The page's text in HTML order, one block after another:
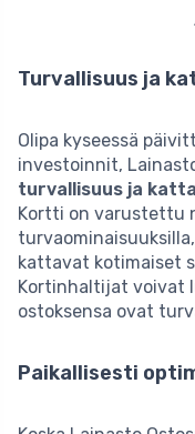
Turvallisuus ja
Olipa kyseessä
investoinnit,
turvallisuus ja
Kortti on varustettu
kattavat kotimaiset
Kortinhaltijat voivat
ostoksensa ovat
Paikallisesti